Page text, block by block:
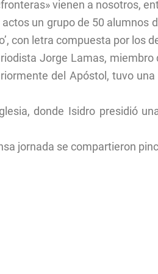
vienen a nosotros,
un grupo de 50
con letra compuesta por los
Jorge Lamas,
del Apóstol, tuvo
donde Isidro presidió
jornada se compartieron